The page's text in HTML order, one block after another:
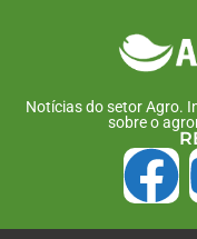
Notícias do setor Agro.
sobre o